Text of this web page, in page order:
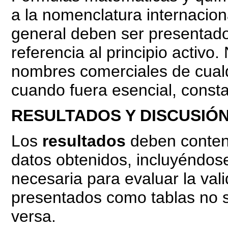
a la nomenclatura
general deben ser
referencia al principio
nombres comerciales de
cuando fuera esencial,
RESULTADOS Y
Los resultados deben
datos obtenidos,
necesaria para evaluar la
presentados como tablas no
versa.